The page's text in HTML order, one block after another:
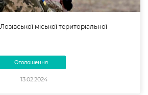
міської територіальної
Оголошення
13.02.2024